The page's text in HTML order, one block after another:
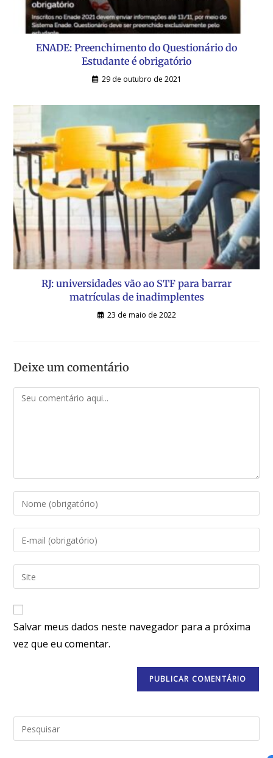
ENADE: Preenchimento do Questionário do
Estudante é obrigatório
29 de outubro de 2021
RJ: universidades vão ao STF para barrar
matrículas de inadimplentes
23 de maio de 2022
Deixe um comentário
Salvar meus dados neste navegador para a próxima
vez que eu comentar.